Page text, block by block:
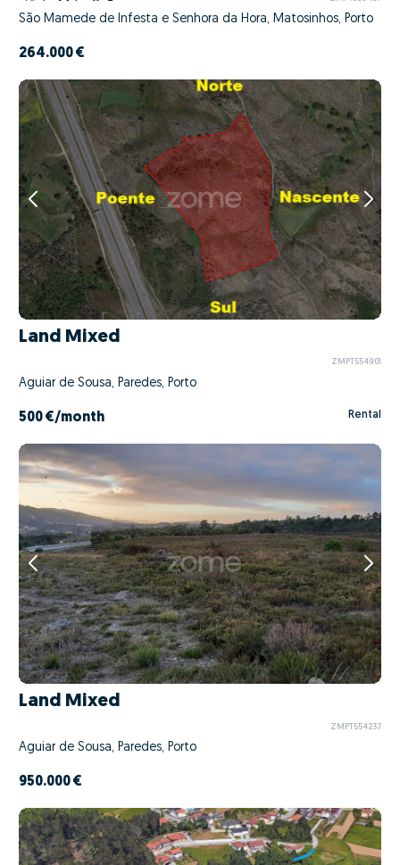
São Mamede de Infesta e Senhora da Hora, Matosinhos, Porto
264.000 €
Land Mixed
ZMPT554901
Aguiar de Sousa, Paredes, Porto
500 €/month Rental
Land Mixed
ZMPT554237
Aguiar de Sousa, Paredes, Porto
950.000 €